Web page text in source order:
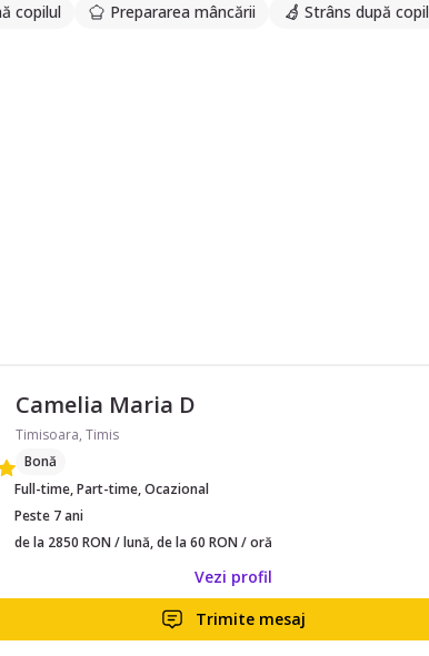
copilul Prepararea mâncării Strâns după copil
Camelia Maria D
Timisoara, Timis
Bonă
Full-time, Part-time, Ocazional
Peste 7 ani
de la 2850 RON / lună, de la 60 RON / oră
Vezi profil
Trimite mesaj